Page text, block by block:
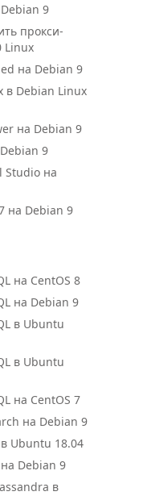
9
прокси-
Linux
на Debian 9
в Debian Linux
на Debian 9
9
Studio на
на Debian 9
на CentOS 8
на Debian 9
в Ubuntu
в Ubuntu
на CentOS 7
на Debian 9
Ubuntu 18.04
Debian 9
в